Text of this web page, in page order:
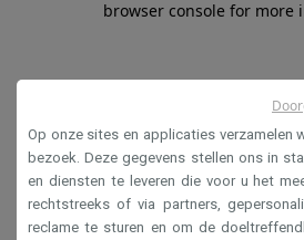
browser console for more
Op onze sites en applicaties verzamelen
bezoek. Deze gegevens stellen ons in
en diensten te leveren die voor u het
rechtstreeks of via partners,
reclame te sturen en om de